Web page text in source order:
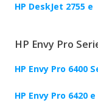
HP DeskJet 2755 e
HP Envy Pro
HP Envy Pro 6400
HP Envy Pro 6420 e